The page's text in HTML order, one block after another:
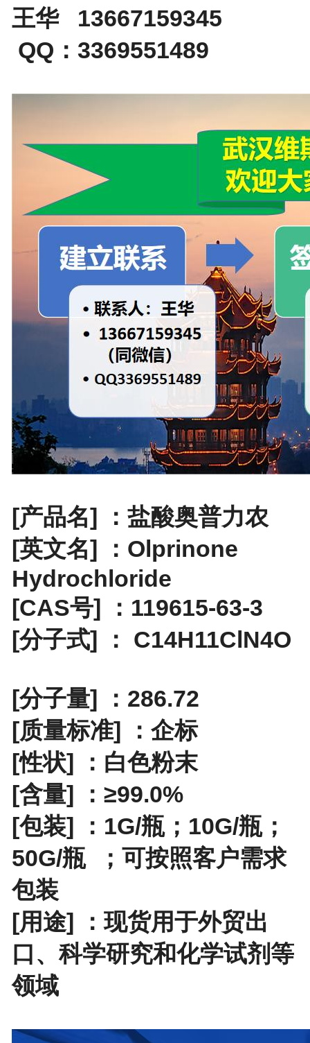
王华 13667159345
QQ：3369551489
[产品名] ：盐酸奥普力农
[英文名] ：Olprinone
Hydrochloride
[CAS号] ：119615-63-3
[分子式] ： C14H11ClN4O
[分子量] ：286.72
[质量标准] ：企标
[性状] ：白色粉末
[含量] ：≥99.0%
[包装] ： 1G/瓶；10G/瓶；
50G/瓶； 可按照客户需求
包装
[用途] ：现货用于外贸出
口、科学研究和化学试剂等
领域